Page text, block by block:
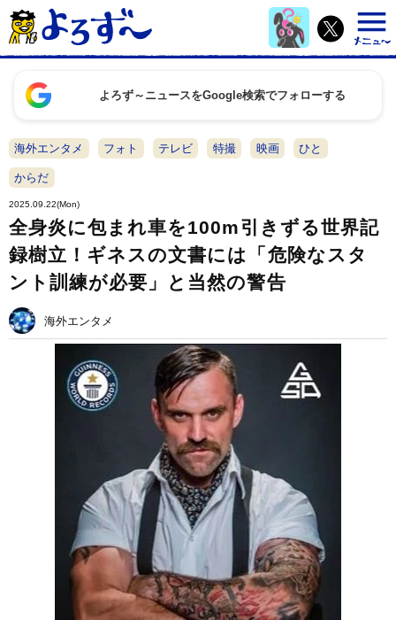
よろず～ニュースをGoogle検索でフォローする
海外エンタメ フォト テレビ 特撮 映画 ひと
からだ
2025.09.22(Mon)
全身炎に包まれ車を100m引きずる世界記
録樹立！ギネスの文書には「危険なスタ
ント訓練が必要」と当然の警告
海外エンタメ